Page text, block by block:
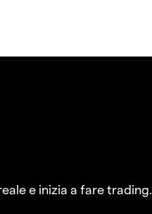
e inizia a fare trading.